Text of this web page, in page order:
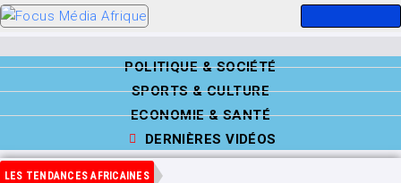
POLITIQUE & SOCIÉTÉ
SPORTS & CULTURE
ECONOMIE & SANTÉ
DERNIÈRES VIDÉOS
LES TENDANCES AFRICAINES